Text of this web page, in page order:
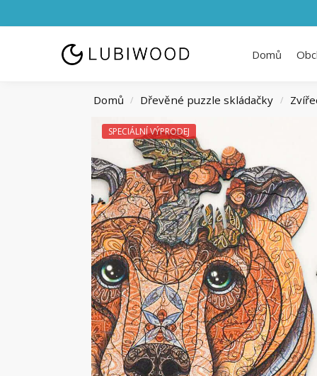
Domů
Domů / Dřevěné puzzle skládačky /
SPECIÁLNÍ VÝPRODEJ